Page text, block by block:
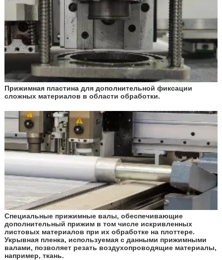
Прижимная пластина для дополнительной фиксации
сложных материалов в области обработки.
Специальные прижимные валы, обеспечивающие
дополнительный прижим в том числе искривленных
листовых материалов при их обработке на плоттере.
Укрывная пленка, используемая с данными прижимными
валами, позволяет резать воздухопроводящие материалы,
например, ткань.